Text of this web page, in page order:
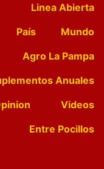
Linea Abierta
País
Mundo
Agro La Pampa
Anuales
Videos
Entre Pocillos